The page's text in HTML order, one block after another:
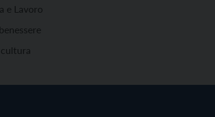
e Lavoro